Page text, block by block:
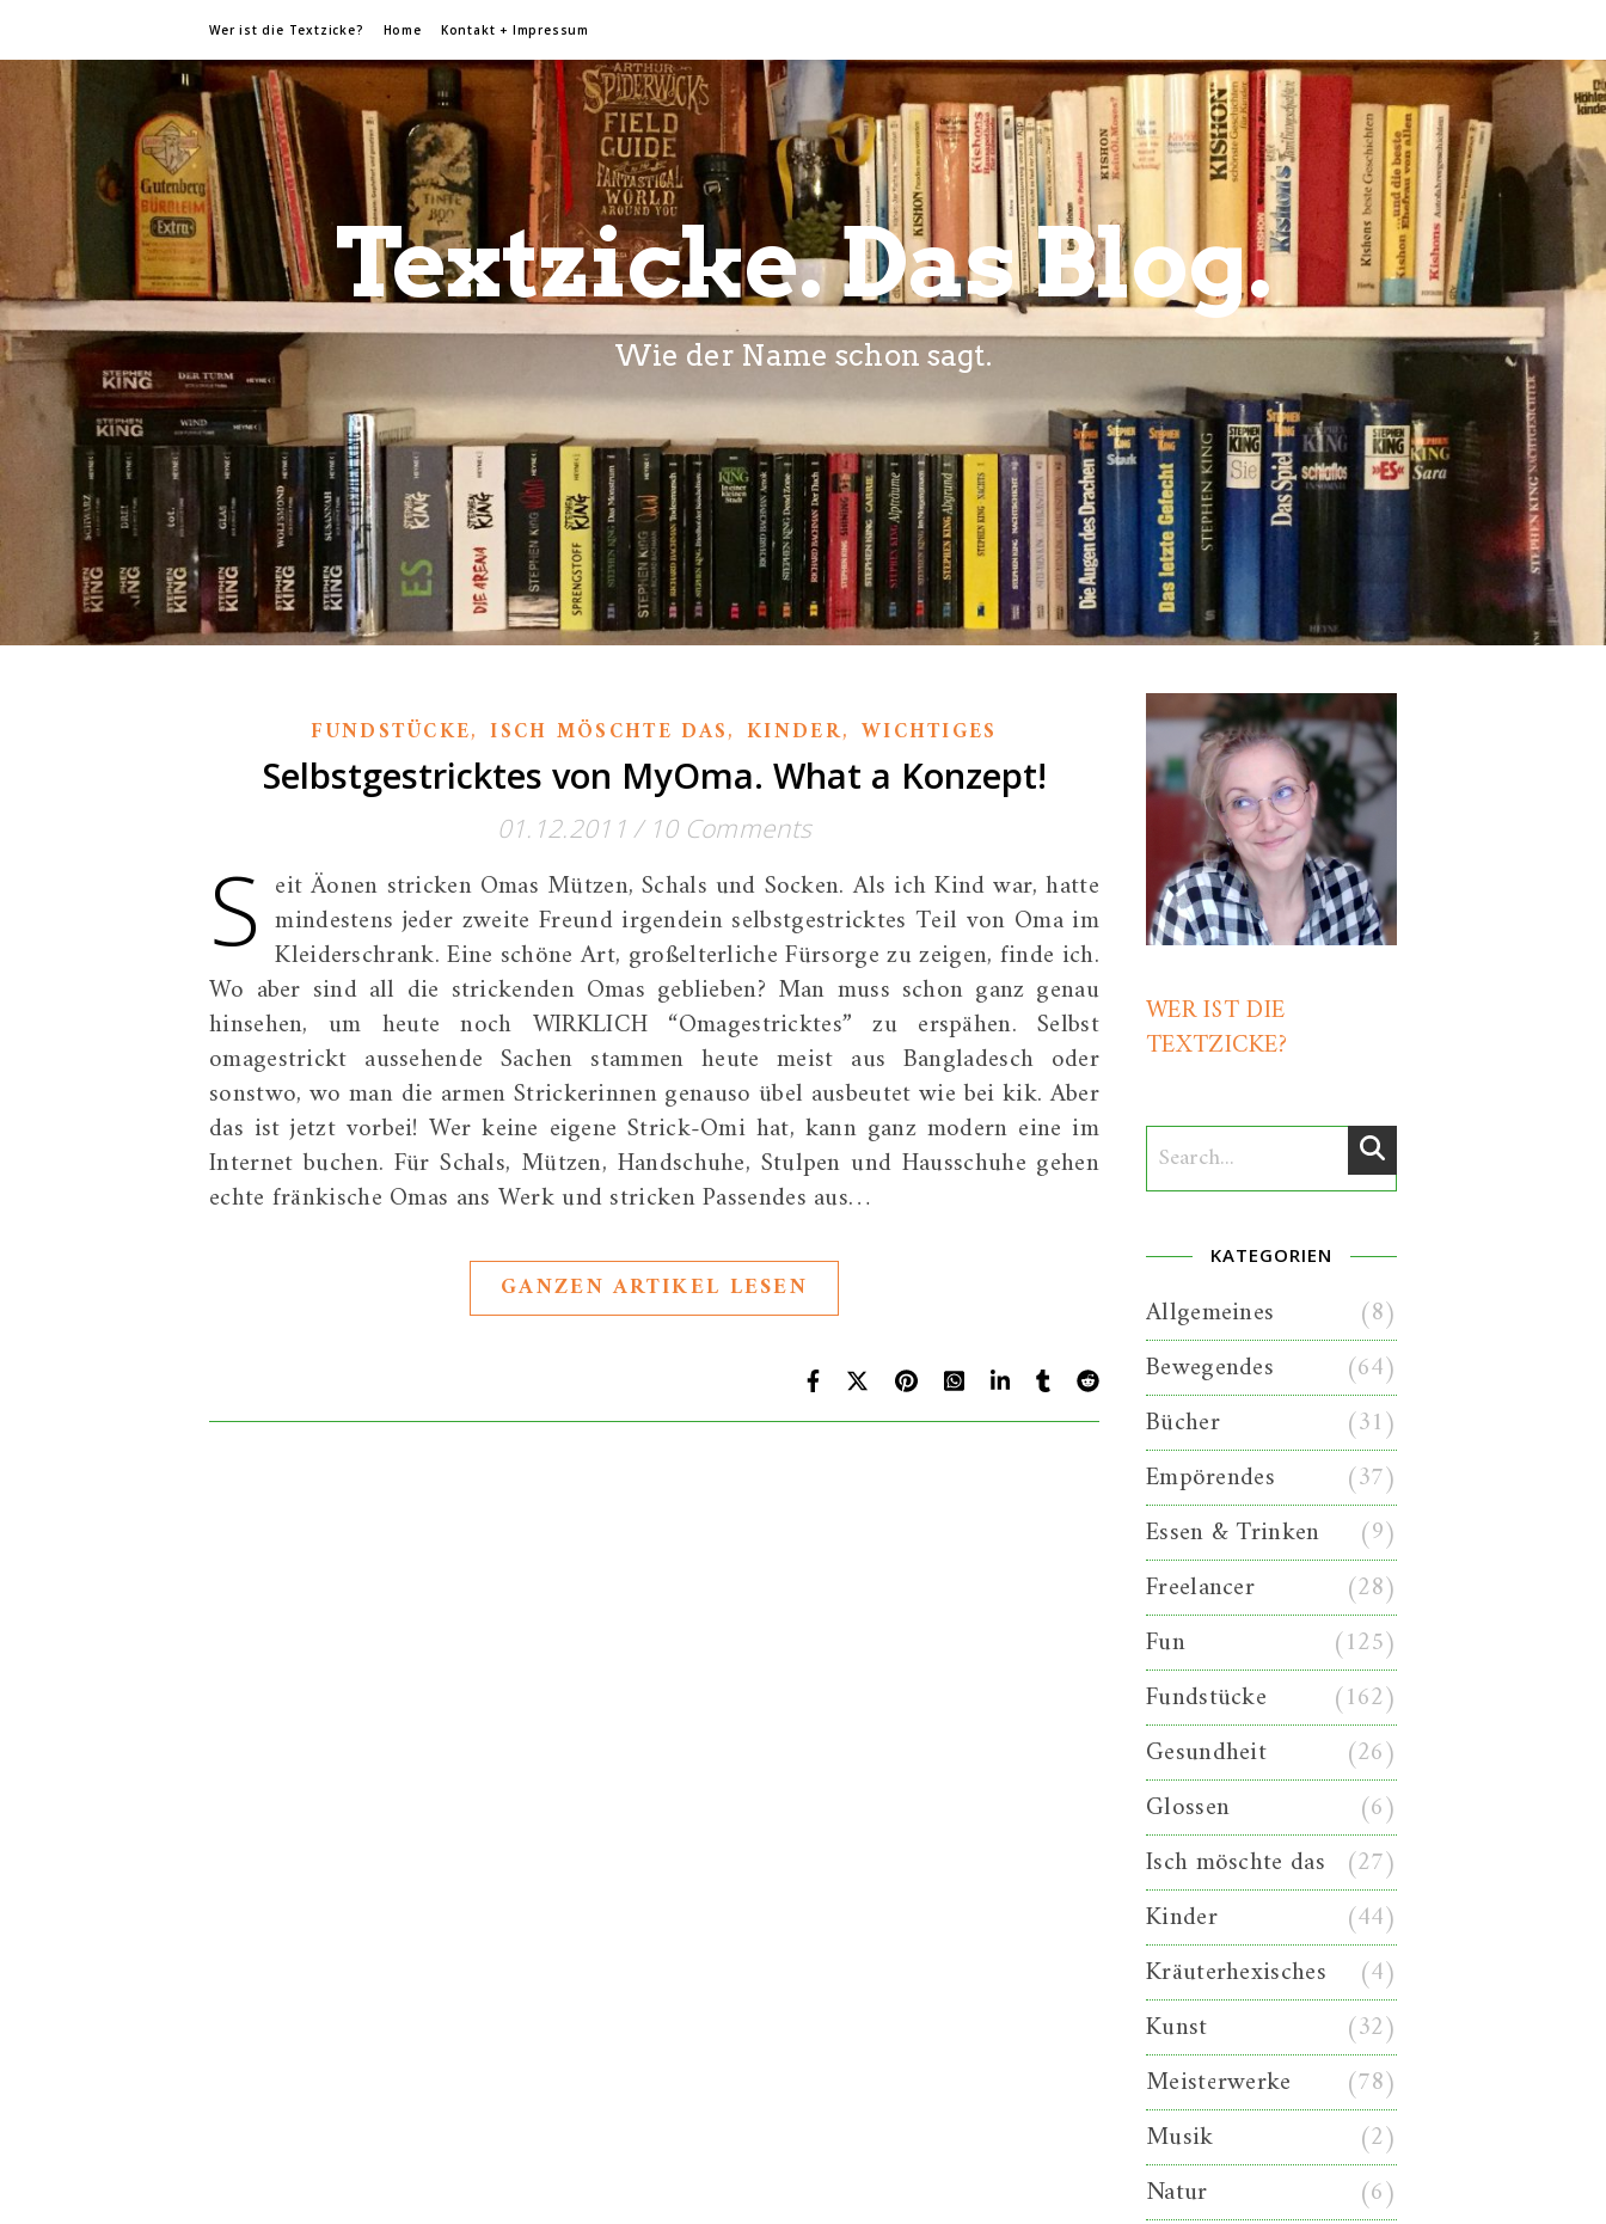
Wer ist die Textzicke? Home Kontakt + Impressum
Textzicke. Das Blog.
Wie der Name schon sagt.
FUNDSTÜCKE,ISCH MÖSCHTE DAS,KINDER, WICHTIGES
Selbstgestricktes von MyOma. What a Konzept!
01.12.2011 / 10 Comments
S eit Äonen stricken Omas Mützen, Schals und Socken. Als ich Kind war, hatte
mindestens jeder zweite Freund irgendein selbstgestricktes Teil von Oma im
Kleiderschrank. Eine schöne Art, großelterliche Fürsorge zu zeigen, finde ich.
Wo aber sind all die strickenden Omas geblieben? Man muss schon ganz genau
hinsehen, um heute noch WIRKLICH “Omagestricktes” zu erspähen. Selbst
omagestrickt aussehende Sachen stammen heute meist aus Bangladesch oder
sonstwo, wo man die armen Strickerinnen genauso übel ausbeutet wie bei kik. Aber
das ist jetzt vorbei! Wer keine eigene Strick-Omi hat, kann ganz modern eine im
Internet buchen. Für Schals, Mützen, Handschuhe, Stulpen und Hausschuhe gehen
echte fränkische Omas ans Werk und stricken Passendes aus…
GANZEN ARTIKEL LESEN
WER IST DIE
TEXTZICKE?
KATEGORIEN
Allgemeines
(8)
Bewegendes
(64)
Bücher
(31)
Empörendes
(37)
Essen & Trinken
(9)
Freelancer
(28)
Fun
(125)
Fundstücke
(162)
Gesundheit
(26)
Glossen
(6)
Isch möschte das (27)
Kinder
(44)
Kräuterhexisches
(4)
Kunst
(32)
Meisterwerke
(78)
Musik
(2)
Natur
(6)